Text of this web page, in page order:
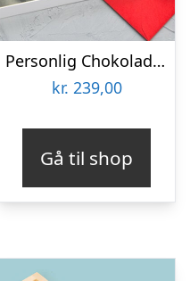
Personlig Chokoladeplade med Billede
kr. 239,00
Gå til shop